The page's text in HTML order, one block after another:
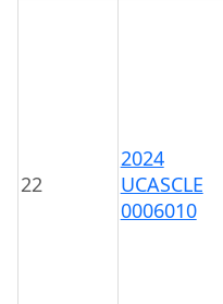
22
2024
UCASCLE
0006010